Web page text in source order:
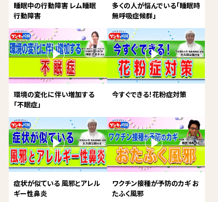
睡眠中の行動障害 レム睡眠
行動障害
多くの人が悩んでいる「睡眠時
無呼吸症候群」
環境の変化に伴い増加する
「不眠症」
今すぐできる！花粉症対策
症状が似ている 風邪とアレル
ギー性鼻炎
ワクチン接種が予防のカギ お
たふく風邪